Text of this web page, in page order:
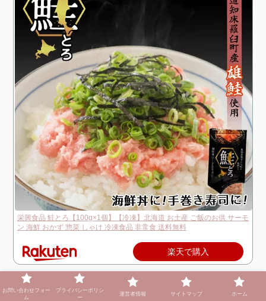
栄興食品 鮭とろ【100g×1個】【冷凍】北海道 お土産 ご飯のお供 サーモ
ン 海鮮 おかず 惣菜 しゃけ 冷凍食品 非常食 送料無料
楽天で購入
お問い合わせフォー
ム
プライバシーポリシ
ー
運営者情報 サイトマップ ホーム